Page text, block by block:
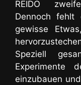
REIDO
Dennoch fehlt
gewisse
Speziell
Experimente
einzubauen